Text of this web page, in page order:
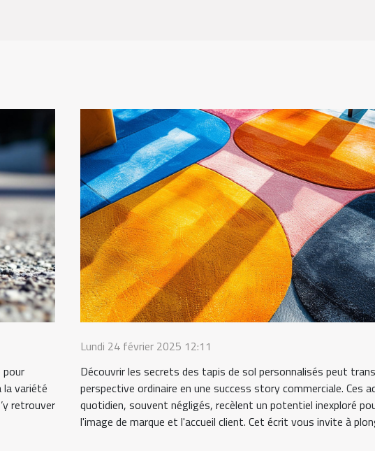
pour
la variété
retrouver
Lundi 24 février 2025 12:11
Découvrir les secrets des tapis de sol personnalisés peut
perspective ordinaire en une success story commerciale. Ces
quotidien, souvent négligés, recèlent un potentiel inexploré
l'image de marque et l'accueil client. Cet écrit vous invite à